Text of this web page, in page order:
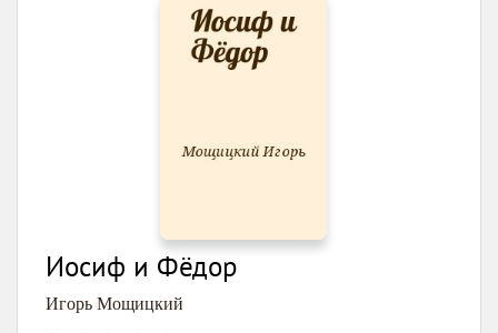
Иосиф и Фёдор
Игорь Мощицкий